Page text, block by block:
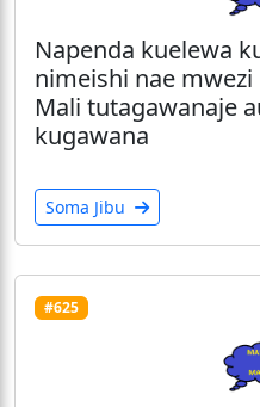
Napenda kuelewa
nimeishi nae
Mali tutagawanaje
kugawana
Soma Jibu
#625